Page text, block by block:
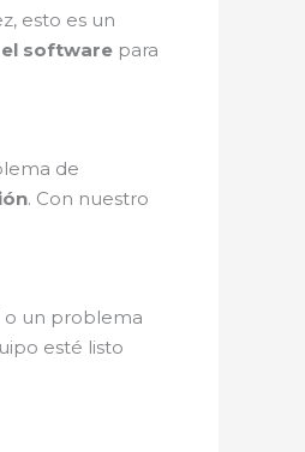
esto es un
software para
de
. Con nuestro
o un problema
esté listo